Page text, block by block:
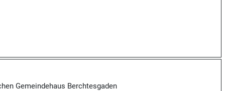
Gemeindehaus Berchtesgaden